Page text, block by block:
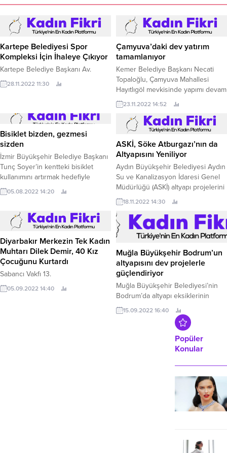
Kartepe Belediyesi Spor
Kompleksi İçin İhaleye Çıkıyor
Kartepe Belediye Başkanı Av.
28.11.2022 11:30
Çamyuva’daki dev yatırım
tamamlanıyor
Kemer Belediye Başkanı Necati
Topaloğlu, Çamyuva Mahallesi
Hayıtlıgöl mevkisinde yapımı devam
eden altyapı çalışmalarını yerinde
inceleyerek çalışmalarda gelinen
son nokta hakkında bilgi aldı.
23.11.2022 14:52
Bisiklet bizden, gezmesi
sizden
İzmir Büyükşehir Belediye Başkanı
Tunç Soyer’in kentteki bisiklet
kullanımını artırmak hedefiyle
çalışmalarını sürdüren İzmir
Büyükşehir Belediyesi’nin “Bisiklet
uygulaması büyük ilgi görüyor.
05.08.2022 14:20
ASKİ, Söke Atburgazı’nın da
Altyapısını Yeniliyor
Aydın Büyükşehir Belediyesi Aydın
Su ve Kanalizasyon İdaresi Genel
Müdürlüğü (ASKİ) altyapı projelerini
hayata geçirmeye devam ediyor.
18.11.2022 14:30
Diyarbakır Merkezin Tek Kadın
Muhtarı Dilek Demir, 40 Kız
Çocuğunu Kurtardı
Sabancı Vakfı 13.
Muğla Büyükşehir Bodrum’un
altyapısını dev projelerle
güçlendiriyor
Muğla Büyükşehir Belediyesi’nin
Bodrum’da altyapı eksiklerinin
tamamlanması için başlattığı 1 milyar
260 Milyon TL’lik altyapı yatırım
projeleri devam ediyor.
15.09.2022 16:40
Popüler
Konular